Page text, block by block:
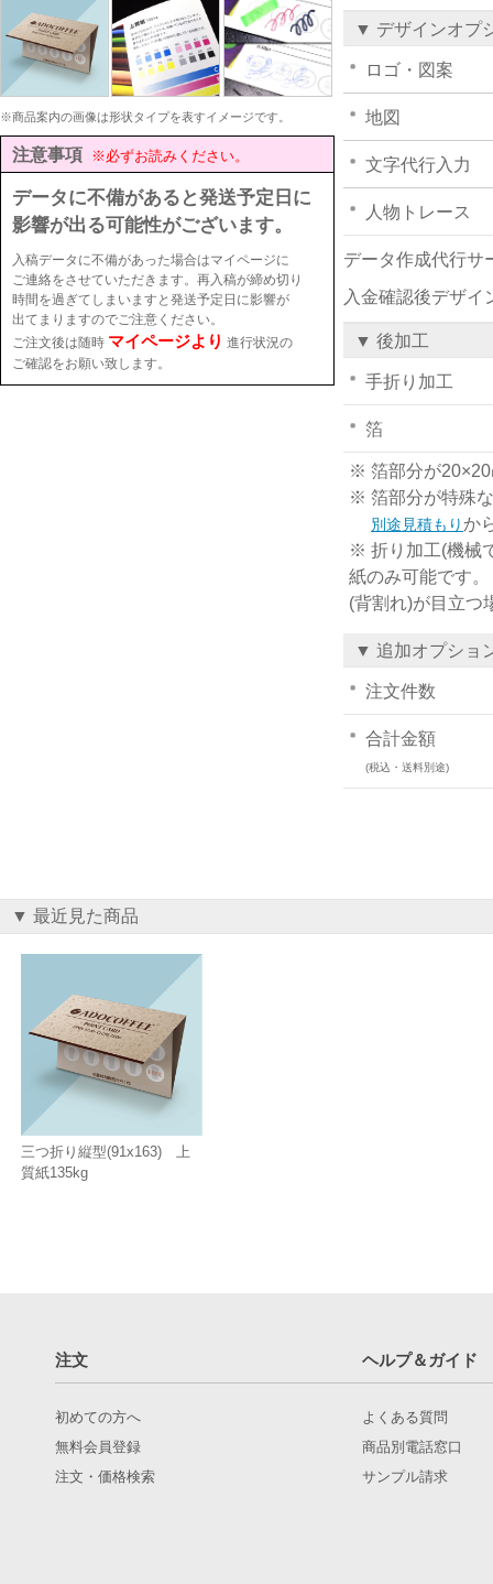
※商品案内の画像は形状タイプを表すイメージです。
注意事項 ※必ずお読みください。
データに不備があると発送予定日に
影響が出る可能性がございます。
入稿データに不備があった場合はマイページに
ご連絡をさせていただきます。再入稿が締め切り
時間を過ぎてしまいますと発送予定日に影響が
出てまりますのでご注意ください。
ご注文後は随時 マイページより 進行状況の
ご確認をお願い致します。
▼ デザインオプ
ロゴ・図案
地図
文字代行入力
人物トレース
データ作成代行サ
入金確認後デザイ
▼ 後加工
手折り加工
箔
※ 箔部分が20×20
※ 箔部分が特殊
別途見積もりか
※ 折り加工(機械
紙のみ可能です
(背割れ)が目立つ
▼ 追加オプショ
注文件数
合計金額
(税込・送料別途)
▼ 最近見た商品
三つ折り縦型(91x163) 上
質紙135kg
注文 ヘルプ＆ガイド
初めての方へ
無料会員登録
注文・価格検索
よくある質問
商品別電話窓口
サンプル請求